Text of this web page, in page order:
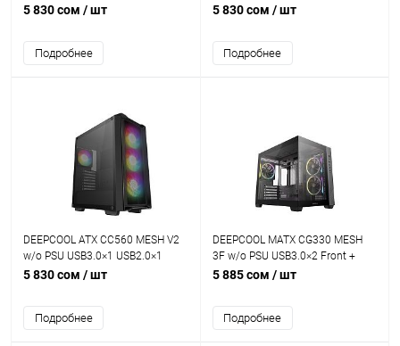
1×120mm Grill design front panel
5 830 сом / шт
Подробнее
Front Type-C, Mesh panel
5 830 сом / шт
Подробнее
DEEPCOOL ATX CC560 MESH V2
w/o PSU USB3.0×1 USB2.0×1
4×120mm ARGB FANS
5 830 сом / шт
Подробнее
DEEPCOOL MATX CG330 MESH
3F w/o PSU USB3.0×2 Front +
3×120mm ARGB FANS
5 885 сом / шт
Подробнее